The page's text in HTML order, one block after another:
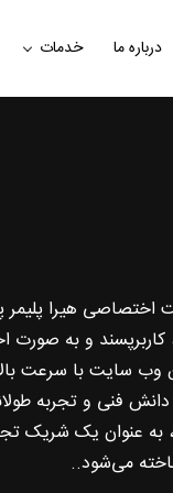
درباره ما خدمات
هیرا پلیمر
کاربرپسند و به
وب سایت با سرعت
دانش فنی و تجربه
به عنوان یک شریک
می‌شود..